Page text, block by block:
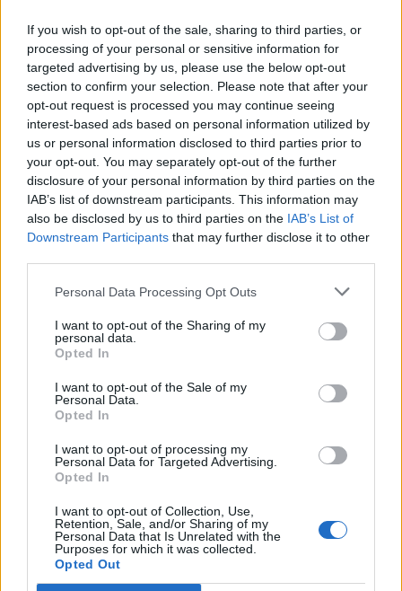
If you wish to opt-out of the sale, sharing to third parties, or
processing of your personal or sensitive information for
targeted advertising by us, please use the below opt-out
section to confirm your selection. Please note that after your
opt-out request is processed you may continue seeing
interest-based ads based on personal information utilized by
us or personal information disclosed to third parties prior to
your opt-out. You may separately opt-out of the further
disclosure of your personal information by third parties on the
IAB’s list of downstream participants. This information may
also be disclosed by us to third parties on the IAB’s List of
Downstream Participants that may further disclose it to other
Personal Data Processing Opt Outs
I want to opt-out of the Sharing of my
personal data.
Opted In
I want to opt-out of the Sale of my
Personal Data.
Opted In
I want to opt-out of processing my
Personal Data for Targeted Advertising.
Opted In
I want to opt-out of Collection, Use,
Retention, Sale, and/or Sharing of my
Personal Data that Is Unrelated with the
Purposes for which it was collected.
Opted Out
Τετραήμερη «Σουμπερτιάδα» στο
Τρίτο Πρόγραμμα 90.9
07.08.2026 - 13:31
Τέλος από τον Sfera 102.2 ο Νικόλας
Ράπτης
30.07.2026 - 09:56